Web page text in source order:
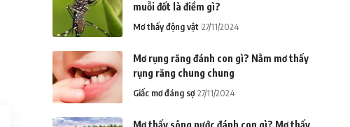
muỗi đốt là điềm gì?
Mơ thấy động vật 27/11/2024
Mơ rụng răng đánh con gì? Nằm mơ thấy
rụng răng chung chung
Giấc mơ đáng sợ 27/11/2024